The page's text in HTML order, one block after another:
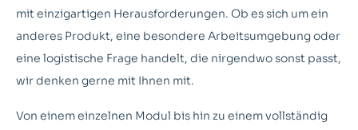
mit einzigartigen Herausforderungen. Ob es sich um ein
anderes Produkt, eine besondere Arbeitsumgebung oder
eine logistische Frage handelt, die nirgendwo sonst passt,
wir denken gerne mit Ihnen mit.
Von einem einzelnen Modul bis hin zu einem vollständig